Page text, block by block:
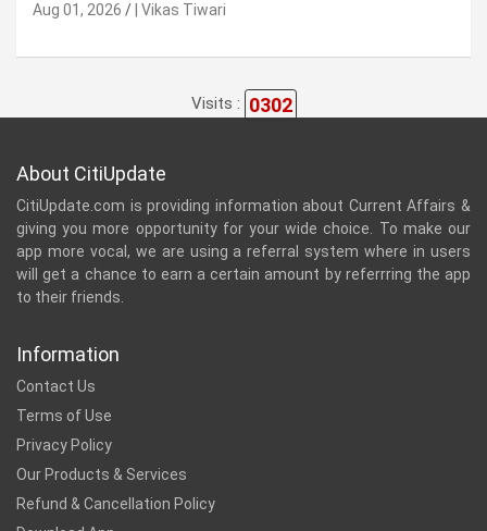
Aug 01, 2026 | Vikas Tiwari
Visits : 0302
About CitiUpdate
CitiUpdate.com is providing information about Current Affairs &
giving you more opportunity for your wide choice. To make our
app more vocal, we are using a referral system where in users
will get a chance to earn a certain amount by referrring the app
to their friends.
Information
Contact Us
Terms of Use
Privacy Policy
Our Products & Services
Refund & Cancellation Policy